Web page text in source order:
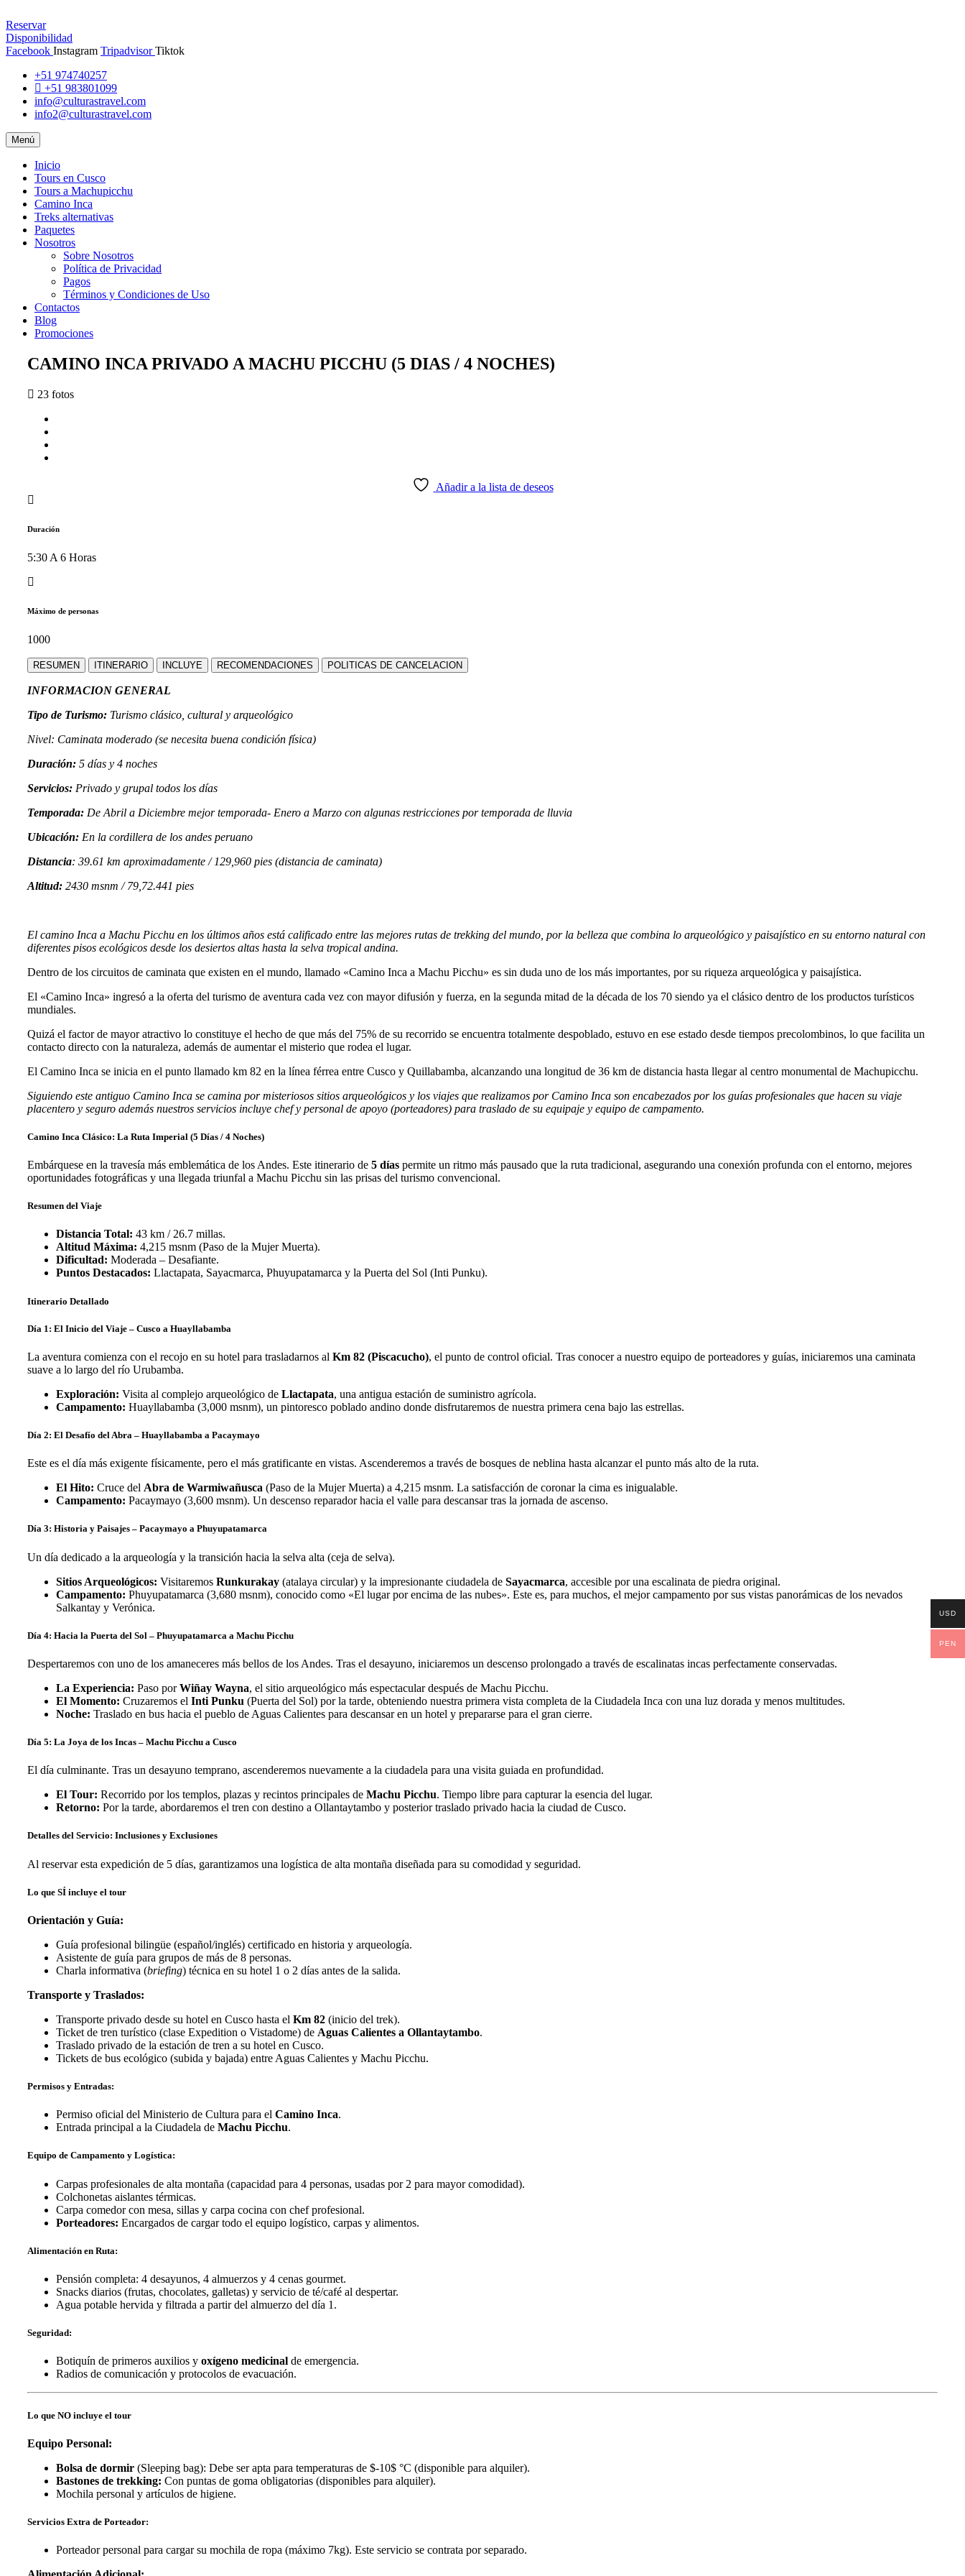
Reservar
Disponibilidad
Facebook Instagram Tripadvisor Tiktok
+51 974740257
+51 983801099
info@culturastravel.com
info2@culturastravel.com
Menú
Inicio
Tours en Cusco
Tours a Machupicchu
Camino Inca
Treks alternativas
Paquetes
Nosotros
Sobre Nosotros
Política de Privacidad
Pagos
Términos y Condiciones de Uso
Contactos
Blog
Promociones
CAMINO INCA PRIVADO A MACHU PICCHU (5 DIAS / 4 NOCHES)
23 fotos
Añadir a la lista de deseos
Duración
5:30 A 6 Horas
Máximo de personas
1000
RESUMEN ITINERARIO INCLUYE RECOMENDACIONES POLITICAS DE CANCELACION
INFORMACION GENERAL
Tipo de Turismo: Turismo clásico, cultural y arqueológico
Nivel: Caminata moderado (se necesita buena condición física)
Duración: 5 días y 4 noches
Servicios: Privado y grupal todos los días
Temporada: De Abril a Diciembre mejor temporada- Enero a Marzo con algunas restricciones por temporada de lluvia
Ubicación: En la cordillera de los andes peruano
Distancia: 39.61 km aproximadamente / 129,960 pies (distancia de caminata)
Altitud: 2430 msnm / 79,72.441 pies
El camino Inca a Machu Picchu en los últimos años está calificado entre las mejores rutas de trekking del mundo, por la belleza que combina lo arqueológico y paisajístico en su entorno natural con
diferentes pisos ecológicos desde los desiertos altas hasta la selva tropical andina.
Dentro de los circuitos de caminata que existen en el mundo, llamado «Camino Inca a Machu Picchu» es sin duda uno de los más importantes, por su riqueza arqueológica y paisajística.
El «Camino Inca» ingresó a la oferta del turismo de aventura cada vez con mayor difusión y fuerza, en la segunda mitad de la década de los 70 siendo ya el clásico dentro de los productos turísticos
mundiales.
Quizá el factor de mayor atractivo lo constituye el hecho de que más del 75% de su recorrido se encuentra totalmente despoblado, estuvo en ese estado desde tiempos precolombinos, lo que facilita un
contacto directo con la naturaleza, además de aumentar el misterio que rodea el lugar.
El Camino Inca se inicia en el punto llamado km 82 en la línea férrea entre Cusco y Quillabamba, alcanzando una longitud de 36 km de distancia hasta llegar al centro monumental de Machupicchu.
Siguiendo este antiguo Camino Inca se camina por misteriosos sitios arqueológicos y los viajes que realizamos por Camino Inca son encabezados por los guías profesionales que hacen su viaje
placentero y seguro además nuestros servicios incluye chef y personal de apoyo (porteadores) para traslado de su equipaje y equipo de campamento.
Camino Inca Clásico: La Ruta Imperial (5 Días / 4 Noches)
Embárquese en la travesía más emblemática de los Andes. Este itinerario de 5 días permite un ritmo más pausado que la ruta tradicional, asegurando una conexión profunda con el entorno, mejores
oportunidades fotográficas y una llegada triunfal a Machu Picchu sin las prisas del turismo convencional.
Resumen del Viaje
Distancia Total: 43 km / 26.7 millas.
Altitud Máxima: 4,215 msnm (Paso de la Mujer Muerta).
Dificultad: Moderada – Desafiante.
Puntos Destacados: Llactapata, Sayacmarca, Phuyupatamarca y la Puerta del Sol (Inti Punku).
Itinerario Detallado
Día 1: El Inicio del Viaje – Cusco a Huayllabamba
La aventura comienza con el recojo en su hotel para trasladarnos al Km 82 (Piscacucho), el punto de control oficial. Tras conocer a nuestro equipo de porteadores y guías, iniciaremos una caminata
suave a lo largo del río Urubamba.
Exploración: Visita al complejo arqueológico de Llactapata, una antigua estación de suministro agrícola.
Campamento: Huayllabamba (3,000 msnm), un pintoresco poblado andino donde disfrutaremos de nuestra primera cena bajo las estrellas.
Día 2: El Desafío del Abra – Huayllabamba a Pacaymayo
Este es el día más exigente físicamente, pero el más gratificante en vistas. Ascenderemos a través de bosques de neblina hasta alcanzar el punto más alto de la ruta.
El Hito: Cruce del Abra de Warmiwañusca (Paso de la Mujer Muerta) a 4,215 msnm. La satisfacción de coronar la cima es inigualable.
Campamento: Pacaymayo (3,600 msnm). Un descenso reparador hacia el valle para descansar tras la jornada de ascenso.
Día 3: Historia y Paisajes – Pacaymayo a Phuyupatamarca
Un día dedicado a la arqueología y la transición hacia la selva alta (ceja de selva).
Sitios Arqueológicos: Visitaremos Runkurakay (atalaya circular) y la impresionante ciudadela de Sayacmarca, accesible por una escalinata de piedra original.
Campamento: Phuyupatamarca (3,680 msnm), conocido como «El lugar por encima de las nubes». Este es, para muchos, el mejor campamento por sus vistas panorámicas de los nevados
Salkantay y Verónica.
Día 4: Hacia la Puerta del Sol – Phuyupatamarca a Machu Picchu
Despertaremos con uno de los amaneceres más bellos de los Andes. Tras el desayuno, iniciaremos un descenso prolongado a través de escalinatas incas perfectamente conservadas.
La Experiencia: Paso porWiñay Wayna, el sitio arqueológico más espectacular después de Machu Picchu.
El Momento: Cruzaremos el Inti Punku (Puerta del Sol) por la tarde, obteniendo nuestra primera vista completa de la Ciudadela Inca con una luz dorada y menos multitudes.
Noche: Traslado en bus hacia el pueblo de Aguas Calientes para descansar en un hotel y prepararse para el gran cierre.
Día 5: La Joya de los Incas – Machu Picchu a Cusco
El día culminante. Tras un desayuno temprano, ascenderemos nuevamente a la ciudadela para una visita guiada en profundidad.
El Tour: Recorrido por los templos, plazas y recintos principales de Machu Picchu. Tiempo libre para capturar la esencia del lugar.
Retorno: Por la tarde, abordaremos el tren con destino a Ollantaytambo y posterior traslado privado hacia la ciudad de Cusco.
Detalles del Servicio: Inclusiones y Exclusiones
Al reservar esta expedición de 5 días, garantizamos una logística de alta montaña diseñada para su comodidad y seguridad.
Lo que SÍ incluye el tour
Orientación y Guía:
Guía profesional bilingüe (español/inglés) certificado en historia y arqueología.
Asistente de guía para grupos de más de 8 personas.
Charla informativa (briefing) técnica en su hotel 1 o 2 días antes de la salida.
Transporte y Traslados:
Transporte privado desde su hotel en Cusco hasta el Km 82 (inicio del trek).
Ticket de tren turístico (clase Expedition o Vistadome) de Aguas Calientes a Ollantaytambo.
Traslado privado de la estación de tren a su hotel en Cusco.
Tickets de bus ecológico (subida y bajada) entre Aguas Calientes y Machu Picchu.
Permisos y Entradas:
Permiso oficial del Ministerio de Cultura para el Camino Inca.
Entrada principal a la Ciudadela de Machu Picchu.
Equipo de Campamento y Logística:
Carpas profesionales de alta montaña (capacidad para 4 personas, usadas por 2 para mayor comodidad).
Colchonetas aislantes térmicas.
Carpa comedor con mesa, sillas y carpa cocina con chef profesional.
Porteadores: Encargados de cargar todo el equipo logístico, carpas y alimentos.
Alimentación en Ruta:
Pensión completa: 4 desayunos, 4 almuerzos y 4 cenas gourmet.
Snacks diarios (frutas, chocolates, galletas) y servicio de té/café al despertar.
Agua potable hervida y filtrada a partir del almuerzo del día 1.
Seguridad:
Botiquín de primeros auxilios y oxígeno medicinal de emergencia.
Radios de comunicación y protocolos de evacuación.
Lo que NO incluye el tour
Equipo Personal:
Bolsa de dormir (Sleeping bag): Debe ser apta para temperaturas de $-10$ °C (disponible para alquiler).
Bastones de trekking: Con puntas de goma obligatorias (disponibles para alquiler).
Mochila personal y artículos de higiene.
Servicios Extra de Porteador:
Porteador personal para cargar su mochila de ropa (máximo 7kg). Este servicio se contrata por separado.
USD
PEN